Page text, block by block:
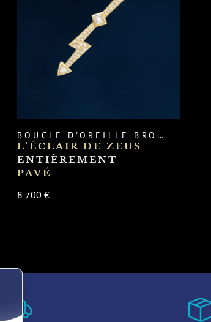
BOUCLE D'OREILLE BROCHE
L’ÉCLAIR DE ZEUS
ENTIÈREMENT
PAVÉ
8 700 €